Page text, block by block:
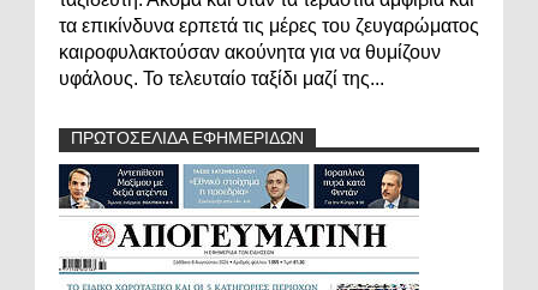
τα επικίνδυνα ερπετά τις μέρες του ζευγαρώματος
καιροφυλακτούσαν ακούνητα για να θυμίζουν
υφάλους. Το τελευταίο ταξίδι μαζί της...
ΠΡΩΤΟΣΕΛΙΔΑ ΕΦΗΜΕΡΙΔΩΝ